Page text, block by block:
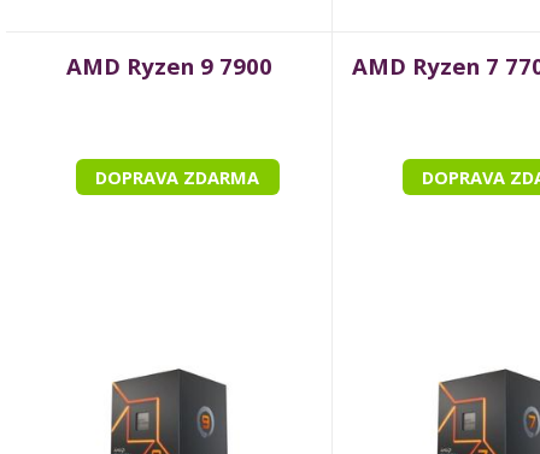
AMD Ryzen 9 7900
DOPRAVA ZDARMA
AMD Ryzen 7
DOPRAVA